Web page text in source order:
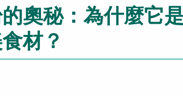
奧秘：為什麼它
材？